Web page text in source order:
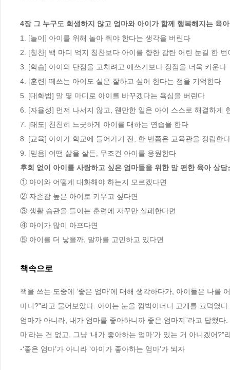
4장 그 누구도 희생하지 않고 엄마와 아이가 함께 행복해지는 육
1. [놀이] 아이를 위해 놀아 줘야 한다는 생각을 버린다
2. [칭찬] 백 마디 억지 칭찬보다 아이를 향한 감탄 어린 눈길 한
3. [학습] 아이의 단점을 고치려고 애쓰기보다 장점을 더욱 키운다
4. [훈련] 떼쓰는 아이도 실은 잘하고 싶어 한다는 점을 기억한다
5. [대화법] 말 몇 마디로 아이를 바꾸겠다는 욕심을 버린다
6. [자율성] 먼저 나서지 않고, 웬만한 일은 아이 스스로 해결하게
7. [태도] 천천히 느긋하게 아이를 대하는 연습을 한다
8. [교육] 아이가 학교에 들어가기 전, 한 번쯤은 교육관을 정립한
후회 없이 아이를 사랑하고 싶은 엄마들을 위한 맘 편한 육아 상담
① 아이와 어떻게 대화해야 하는지 모르겠다면
② 자존감 높은 아이로 키우고 싶다면
③ 생활 습관을 들이는 훈련에 자꾸만 실패한다면
④ 아이가 많이 아프다면
⑤ 아이를 더 낳을까, 말까를 고민하고 있다면
책속으로
책을 쓰는 도중에 ‘좋은 엄마’에 대해 생각하다가, 아이들은 나를
마니?”라고 물어보았다. 아이는 눈을 껌벅이더니 고개를 끄덕였
엄마가 아니라, 내가 엄마를 좋아하니까 좋은 엄마지”라고 답했다
마’라는 건 없고, 그냥 ‘내가 좋아하는 엄마’가 있는 거 아니겠어?”
-‘좋은 엄마’가 아니라 ‘아이가 좋아하는 엄마’가 되자